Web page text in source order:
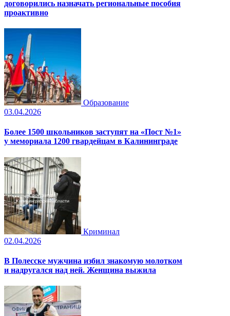
договорились назначать региональные пособия
проактивно
Образование
03.04.2026
Более 1500 школьников заступят на «Пост №1»
у мемориала 1200 гвардейцам в Калининграде
Криминал
02.04.2026
В Полесске мужчина избил знакомую молотком
и надругался над ней. Женщина выжила